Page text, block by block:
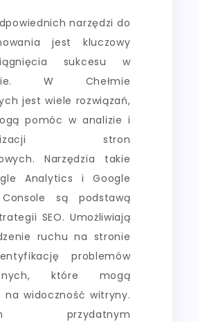
narzędzi do
jest kluczowy
sukcesu w
W Chełmie
jest wiele rozwiązań,
pomóc w analizie i
stron
Narzędzia takie
Analytics i Google
są podstawą
SEO. Umożliwiają
ruchu na stronie
problemów
które mogą
na widoczność witryny.
przydatnym